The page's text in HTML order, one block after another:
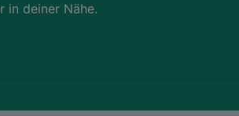
in deiner Nähe.